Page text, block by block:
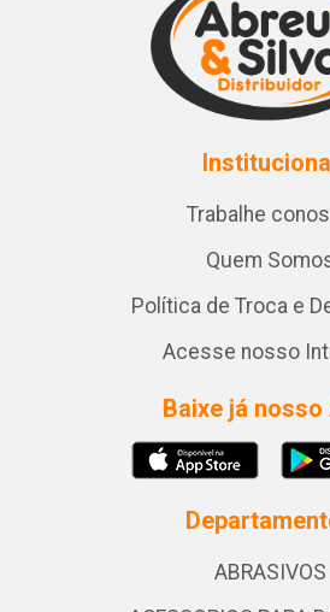
Trabalhe
Quem
Política de Troca e
Acesse nosso
Baixe já nosso
ABRASIVOS